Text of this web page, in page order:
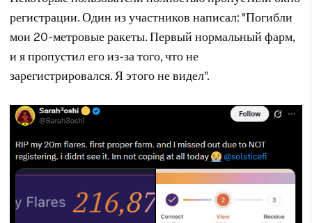
регистрации. Один из участников написал: "Погибли
мои 20-метровые ракеты. Первый нормальный фарм,
и я пропустил его из-за того, что не
зарегистрировался. Я этого не видел".